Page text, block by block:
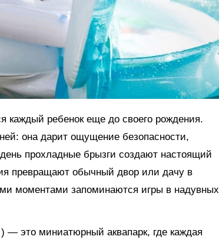
каждый ребенок еще до своего рождения.
она дарит ощущение безопасности,
прохладные брызги создают настоящий
превращают обычный двор или дачу в
моментами запоминаются игры в надувных
) — это миниатюрный аквапарк, где каждая